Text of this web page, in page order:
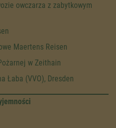
owczarza z zabytkowym
Maertens Reisen
w Zeithain
Łaba (VVO), Dresden